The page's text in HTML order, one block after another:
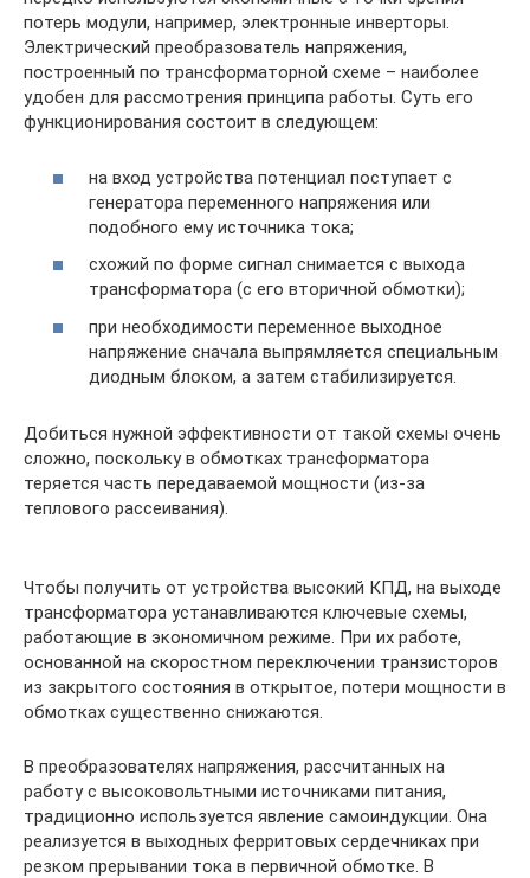
потерь модули, например, электронные инверторы.
Электрический преобразователь напряжения,
построенный по трансформаторной схеме – наиболее
удобен для рассмотрения принципа работы. Суть его
функционирования состоит в следующем:
на вход устройства потенциал поступает с
генератора переменного напряжения или
подобного ему источника тока;
схожий по форме сигнал снимается с выхода
трансформатора (с его вторичной обмотки);
при необходимости переменное выходное
напряжение сначала выпрямляется специальным
диодным блоком, а затем стабилизируется.
Добиться нужной эффективности от такой схемы очень
сложно, поскольку в обмотках трансформатора
теряется часть передаваемой мощности (из-за
теплового рассеивания).
Чтобы получить от устройства высокий КПД, на выходе
трансформатора устанавливаются ключевые схемы,
работающие в экономичном режиме. При их работе,
основанной на скоростном переключении транзисторов
из закрытого состояния в открытое, потери мощности в
обмотках существенно снижаются.
В преобразователях напряжения, рассчитанных на
работу с высоковольтными источниками питания,
традиционно используется явление самоиндукции. Она
реализуется в выходных ферритовых сердечниках при
резком прерывании тока в первичной обмотке. В